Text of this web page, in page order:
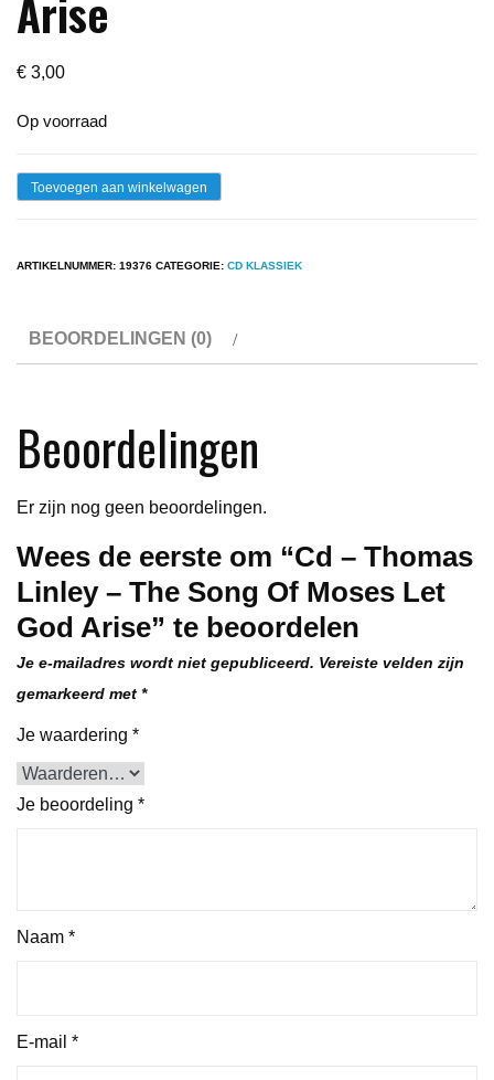
€ 3,00
Op voorraad
Cd
The
Moses
Let
aantal
Toevoegen aan winkelwagen
ARTIKELNUMMER: 19376 CATEGORIE: CD KLASSIEK
BEOORDELINGEN (0)
Beoordelingen
Er zijn nog geen beoordelingen.
Wees de eerste om “Cd – Thomas
Linley – The Song Of Moses Let
God Arise” te beoordelen
Je e-mailadres wordt niet gepubliceerd. Vereiste velden zijn
gemarkeerd met *
Je waardering *
Je beoordeling *
Naam *
E-mail *